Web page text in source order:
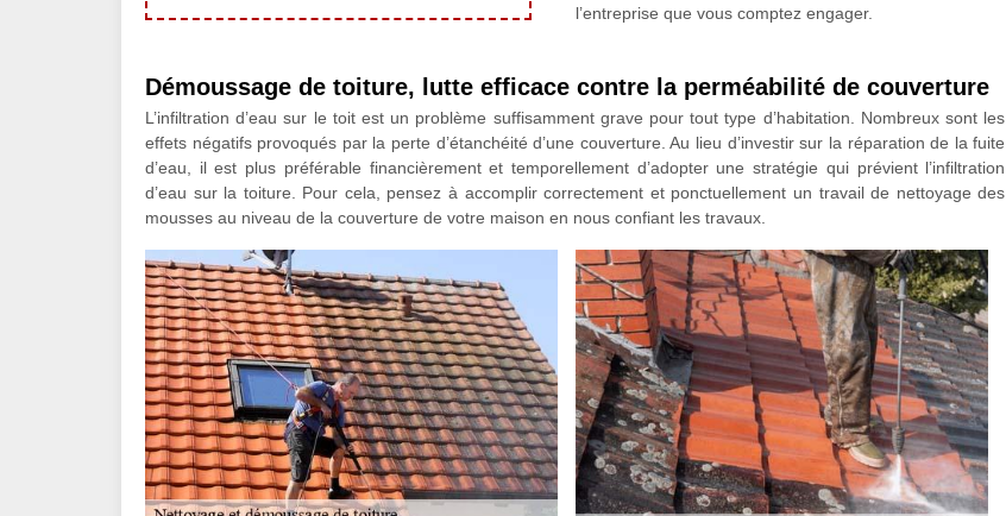
l’entreprise que vous comptez engager.
Démoussage de toiture, lutte efficace contre la perméabilité de couverture
L’infiltration d’eau sur le toit est un problème suffisamment grave pour tout type d’habitation. Nombreux sont les
effets négatifs provoqués par la perte d’étanchéité d’une couverture. Au lieu d’investir sur la réparation de la fuite
d’eau, il est plus préférable financièrement et temporellement d’adopter une stratégie qui prévient l’infiltration
d’eau sur la toiture. Pour cela, pensez à accomplir correctement et ponctuellement un travail de nettoyage des
mousses au niveau de la couverture de votre maison en nous confiant les travaux.